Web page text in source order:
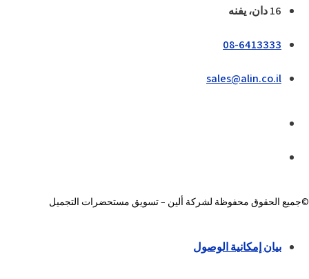
16 دان، يفنه
08-6413333
sales@alin.co.il
©جميع الحقوق محفوظة لشركة ألين – تسويق مستحضرات التجميل
بيان إمكانية الوصول